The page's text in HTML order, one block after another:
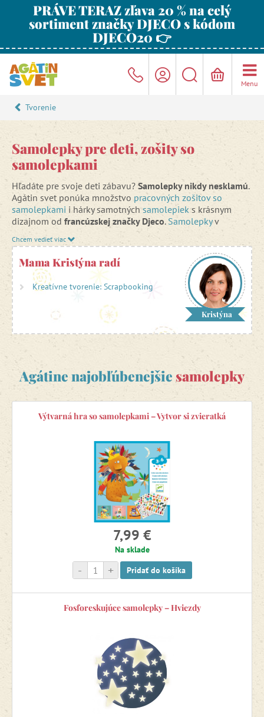
PRÁVE TERAZ zľava 20 % na celý
sortiment značky DJECO s kódom
DJECO20 👉
Menu
Tvorenie
Samolepky pre deti, zošity so
samolepkami
Hľadáte pre svoje deti zábavu? Samolepky nikdy nesklamú.
Agátin svet ponúka množstvo pracovných zošitov so
samolepkami i hárky samotných samolepiek s krásnym
dizajnom od francúzskej značky Djeco. Samolepkyv
pracovných zošitoch či maľovankách deti motivujú na
plnenie úloh. Napĺňa sa tak heslo "škola hrou". Pri
zábavnom hraní deti rozvíjajú jemnú motoriku, dávajú
vyniknúť svoju osobnosť v kreatívnej tvorivosti, ale tiež
získavajú nové informácie, ktoré porovnávajú s už
získanými znalosťami.
U Agáty nájdete
samolepky pre deti už od 18 mesiacov
Chcem vedieť viac
Mama Kristýna radí
Kreatívne tvorenie: Scrapbooking
Kristýna
Agátine najobľúbenejšie samolepky
Výtvarná hra so samolepkami – Vytvor si zvieratká
7,99 €
Na sklade
+
- Pridať do košíka
Fosforeskujúce samolepky – Hviezdy